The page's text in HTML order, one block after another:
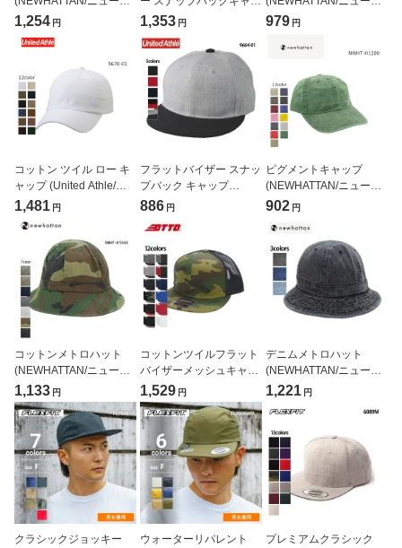
ッタン)[H1530]
1,254 円
プ（OTTO/オットー）
1,353 円
ッタン)[H3062]
979 円
コットン ツイル ロー キ
ャップ (United Athle/ユ
ナイテッドアスレ)[9670-
1,481 円
フラットバイザー スナッ
プバック キャップ
(United Athle/ユナイテッ
886 円
ピグメントキャップ
(NEWHATTAN/ニューハ
ッタン)[H1200]
902 円
コットンメトロハット
(NEWHATTAN/ニューハ
ッタン)[H1545]
1,133 円
コットンツイルフラット
バイザーメッシュキャッ
プ（OTTO/オットー）
[H1070]
1,529 円
デニムメトロハット
(NEWHATTAN/ニューハ
ッタン)[H1548]
1,221 円
クラシックジョッキー
ウォーターリパレント
プレミアムクラシック